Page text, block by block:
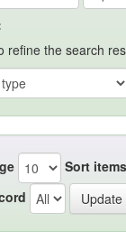
refine the search
Sort